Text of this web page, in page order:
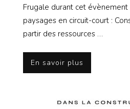
Frugale durant cet
paysages en circuit-court :
partir des ressources …
En savoir plus